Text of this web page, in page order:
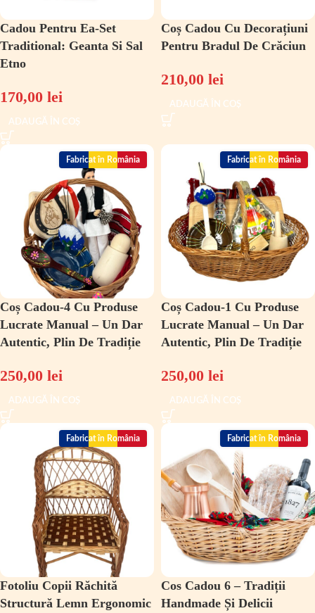
Cadou Pentru Ea-Set
Traditional: Geanta Si Sal
Etno
170,00 lei
ADAUGĂ ÎN COȘ
Coș Cadou Cu Decorațiuni
Pentru Bradul De Crăciun
210,00 lei
ADAUGĂ ÎN COȘ
Fabricat în România
Coș Cadou-4 Cu Produse
Lucrate Manual – Un Dar
Autentic, Plin De Tradiție
250,00 lei
ADAUGĂ ÎN COȘ
Fabricat în România
Coș Cadou-1 Cu Produse
Lucrate Manual – Un Dar
Autentic, Plin De Tradiție
250,00 lei
ADAUGĂ ÎN COȘ
Fabricat în România
Fotoliu Copii Răchită
Structură Lemn Ergonomic
Fabricat în România
Cos Cadou 6 – Tradiții
Handmade Și Delicii